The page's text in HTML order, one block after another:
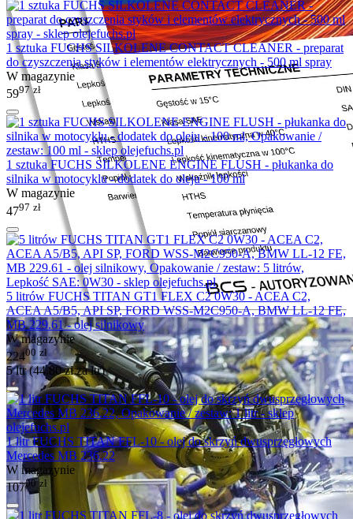
1 sztuka FUCHS SILKOLENE CONTACT CLEANER - preparat
do czyszczenia styków i elementów elektrycznych - 500 ml spray
W magazynie
5997 zł
1 sztuka FUCHS SILKOLENE ENGINE FLUSH - płukanka do
silnika w motocyklu - dodatek do oleju - 100 ml
W magazynie
4797 zł
5 litrów FUCHS TITAN GT1 FLEX C2 0W30 - ACEA C2,
ACEA A5/B5, API SP, FORD WSS-M2C950-A, BMW LL-12 FE,
MB 229.61 - olej silnikowy
W magazynie
22400 zł
5 ltr (44.80złza ltr)
1 litr FUCHS TITAN FFL-10 - olej do skrzyń dwusprzęgłowych
Mercedes MB 236.22
W magazynie
10700 zł